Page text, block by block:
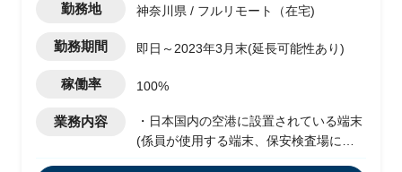
勤務地 神奈川県 / フルリモート（在宅)
勤務期間 即日～2023年3月末(延長可能性あり)
稼働率 100%
業務内容
・日本国内の空港に設置されている端末
(係員が使用する端末、保安検査場に設